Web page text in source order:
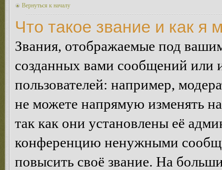
Вернуться к началу
Что такое звание и как я
Звания, отображаемые под
созданных вами сообщений
пользователей: например,
не можете напрямую изменять
так как они установлены её
конференцию ненужными
повысить своё звание. На